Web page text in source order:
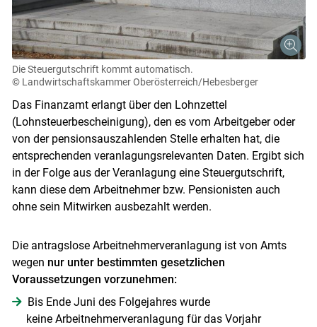
Die Steuergutschrift kommt automatisch.
© Landwirtschaftskammer Oberösterreich/Hebesberger
Das Finanzamt erlangt über den Lohnzettel
(Lohnsteuerbescheinigung), den es vom Arbeitgeber oder
von der pensionsauszahlenden Stelle erhalten hat, die
entsprechenden veranlagungsrelevanten Daten. Ergibt sich
in der Folge aus der Veranlagung eine Steuergutschrift,
kann diese dem Arbeitnehmer bzw. Pensionisten auch
ohne sein Mitwirken ausbezahlt werden.
Die antragslose Arbeitnehmerveranlagung ist von Amts
wegen nur unter bestimmten gesetzlichen
Voraussetzungen vorzunehmen:
Bis Ende Juni des Folgejahres wurde
keine Arbeitnehmerveranlagung für das Vorjahr